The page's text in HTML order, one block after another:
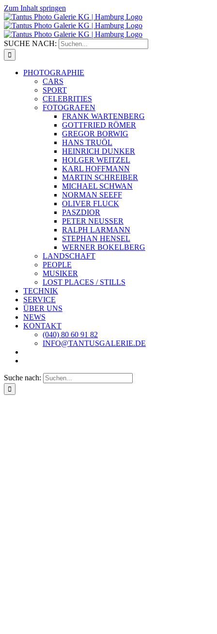
Zum Inhalt springen
SUCHE NACH:
PHOTOGRAPHIE
CARS
SPORT
CELEBRITIES
FOTOGRAFEN
FRANK WARTENBERG
GOTTFRIED RÖMER
GREGOR BORWIG
HANS TRUÖL
HEINRICH DUNKER
HOLGER WEITZEL
KARL HOFFMANN
MARTIN SCHREIBER
MICHAEL SCHWAN
NORMAN SEEFF
OLIVER FLUCK
PASZDIOR
PETER NEUSSER
RALPH LARMANN
STEPHAN HENSEL
WERNER BOKELBERG
LANDSCHAFT
PEOPLE
MUSIKER
LOST PLACES / STILLS
TECHNIK
SERVICE
ÜBER UNS
NEWS
KONTAKT
(040) 80 60 91 82
INFO@TANTUSGALERIE.DE
Suche nach: